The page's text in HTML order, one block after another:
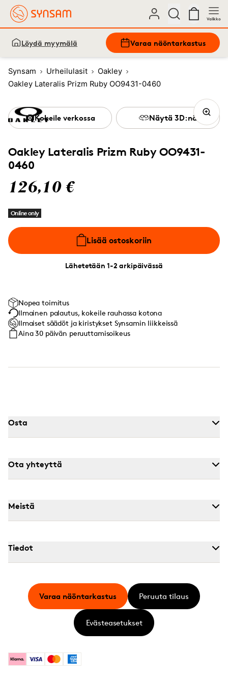
Valikko
Löydä myymälä Varaa näöntarkastus
Synsam Urheilulasit
Oakley
Oakley Lateralis Prizm Ruby OO9431-0460
Oakley Lateralis Prizm Ruby OO9431-
0460
126,10 €
Online only
Lisää ostoskoriin
Lähetetään 1-2 arkipäivässä
Kokeile verkossa Näytä 3D:nä
Nopea toimitus
Ilmainen palautus, kokeile rauhassa kotona
Ilmaiset säädöt ja kiristykset Synsamin liikkeissä
Aina 30 päivän peruuttamisoikeus
Osta
Ota yhteyttä
Meistä
Tiedot
KlarnaVisa MastercardAmerican Express
Varaa näöntarkastus Peruuta tilaus
Evästeasetukset